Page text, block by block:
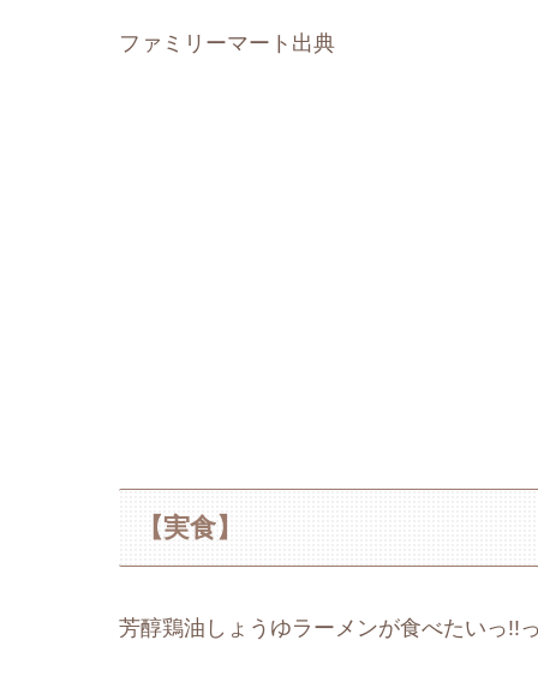
ファミリーマート出典
【実食】
芳醇鶏油しょうゆラーメンが食べたいっ!!